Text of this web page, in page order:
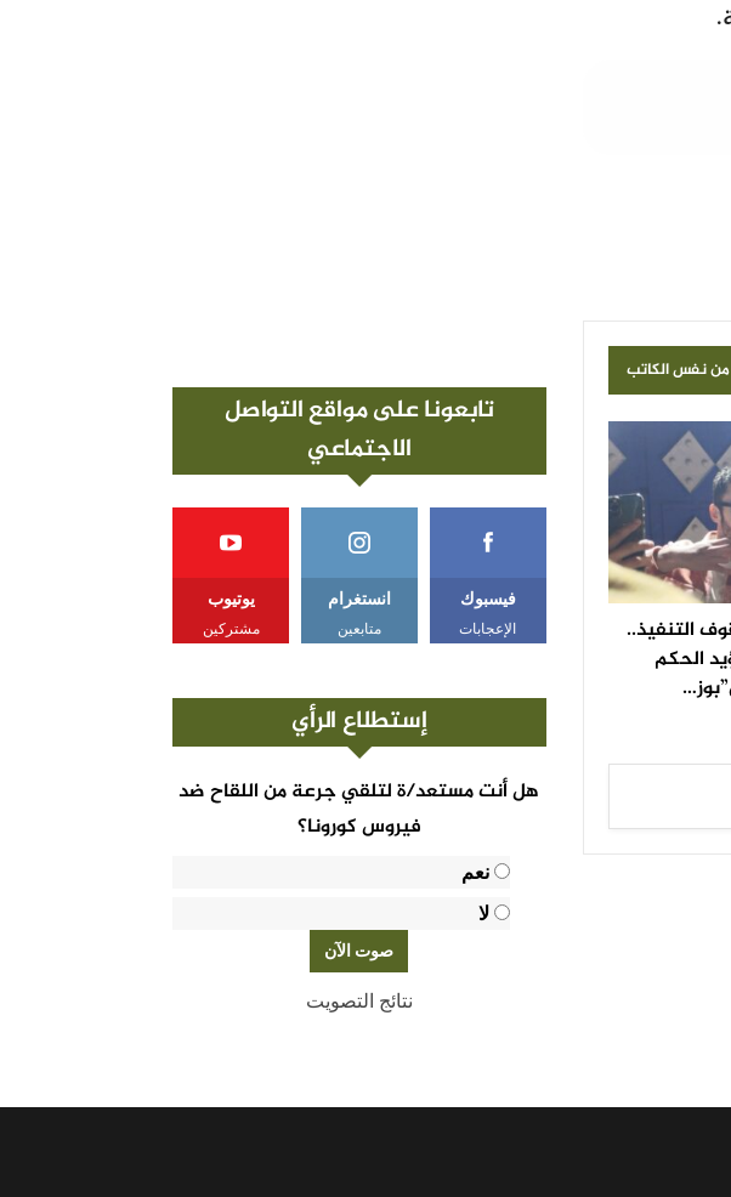
من نفس الكاتب
التنفيذ..
الحكم
تابعونا على مواقع التواصل
الاجتماعي
فيسبوك
الإعجابات
انستغرام
متابعين
يوتيوب
مشتركين
إستطلاع الرأي
هل أنت مستعد/ة لتلقي جرعة من اللقاح ضد
فيروس كورونا؟
نعم
لا
نتائج التصويت